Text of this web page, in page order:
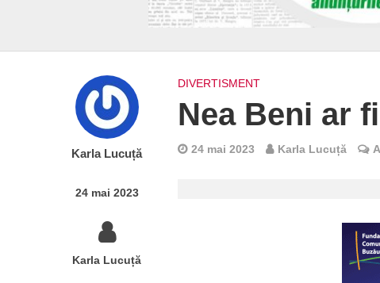
Karla Lucuță
24 mai 2023
Karla Lucuță
DIVERTISMENT
Nea Beni ar
24 mai 2023 Karla Lucuță